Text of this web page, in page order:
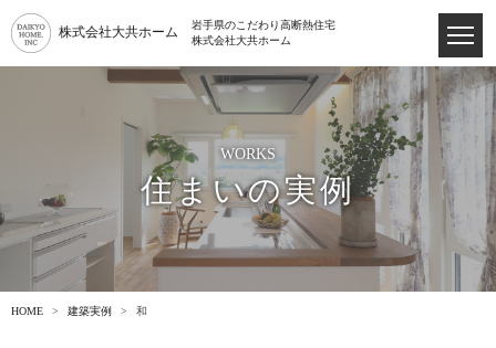
株式会社大共ホーム
岩手県のこだわり高断熱住宅
株式会社大共ホーム
住まいの実例
WORKS
HOME 建築実例 和